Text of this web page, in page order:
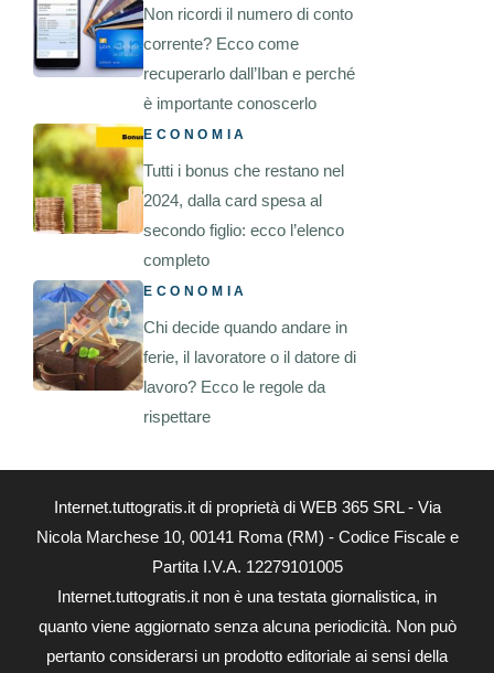
Non ricordi il numero di conto
corrente? Ecco come
recuperarlo dall’Iban e perché
è importante conoscerlo
ECONOMIA
Tutti i bonus che restano nel
2024, dalla card spesa al
secondo figlio: ecco l’elenco
completo
ECONOMIA
Chi decide quando andare in
ferie, il lavoratore o il datore di
lavoro? Ecco le regole da
rispettare
Internet.tuttogratis.it di proprietà di WEB 365 SRL - Via
Nicola Marchese 10, 00141 Roma (RM) - Codice Fiscale e
Partita I.V.A. 12279101005
Internet.tuttogratis.it non è una testata giornalistica, in
quanto viene aggiornato senza alcuna periodicità. Non può
pertanto considerarsi un prodotto editoriale ai sensi della